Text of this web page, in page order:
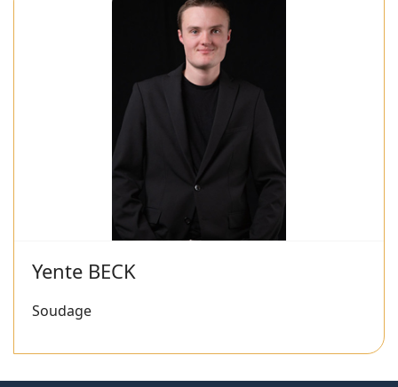
Yente BECK
Soudage